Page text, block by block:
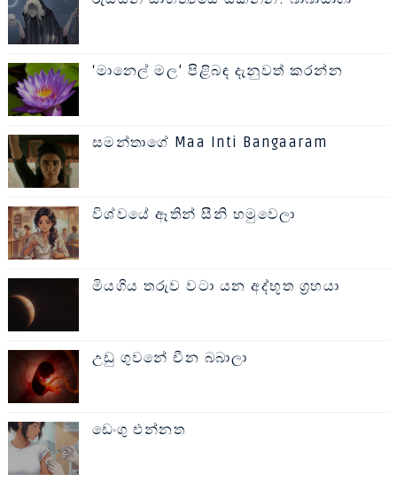
‘මානෙල් මල’ පිළිබඳ දැනුවත් කරන්න
සමන්තාගේ Maa Inti Bangaaram
විශ්වයේ ඈතින් සීනි හමුවෙලා
මියගිය තරුව වටා යන අද්භූත ග්‍රහයා
උඩු ගුවනේ චීන බබාලා
ඩෙංගු එන්නත